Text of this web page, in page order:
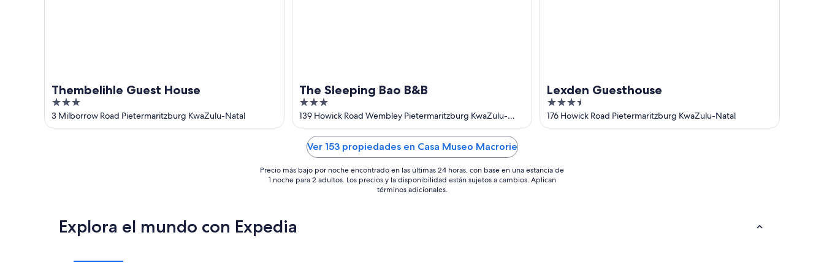
Thembelihle Guest House
3
out
of
3 Milborrow Road Pietermaritzburg KwaZulu-Natal
The Sleeping Bao B&B
3
out
of
139 Howick Road Wembley Pietermaritzburg KwaZulu-
Natal
Lexden Guesthouse
3.5
out
of
176 Howick Road Pietermaritzburg KwaZulu-Natal
Ver 153 propiedades en Casa Museo Macrorie
Precio más bajo por noche encontrado en las últimas 24 horas, con base en una estancia de
1 noche para 2 adultos. Los precios y la disponibilidad están sujetos a cambios. Aplican
términos adicionales.
Explora el mundo con Expedia